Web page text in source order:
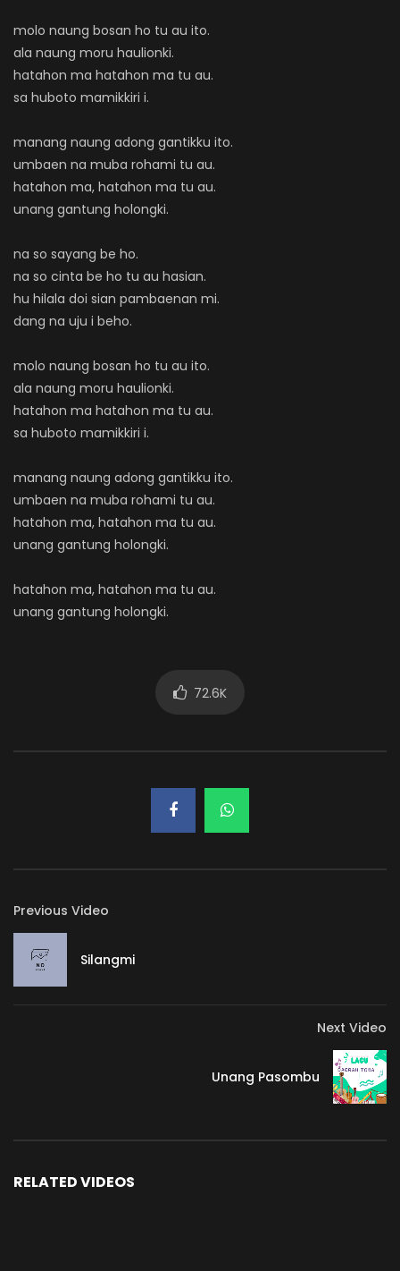
molo naung bosan ho tu au ito.
ala naung moru haulionki.
hatahon ma hatahon ma tu au.
sa huboto mamikkiri i.
manang naung adong gantikku ito.
umbaen na muba rohami tu au.
hatahon ma, hatahon ma tu au.
unang gantung holongki.
na so sayang be ho.
na so cinta be ho tu au hasian.
hu hilala doi sian pambaenan mi.
dang na uju i beho.
molo naung bosan ho tu au ito.
ala naung moru haulionki.
hatahon ma hatahon ma tu au.
sa huboto mamikkiri i.
manang naung adong gantikku ito.
umbaen na muba rohami tu au.
hatahon ma, hatahon ma tu au.
unang gantung holongki.
hatahon ma, hatahon ma tu au.
unang gantung holongki.
72.6K
Previous Video
Silangmi
Next Video
Unang Pasombu
RELATED VIDEOS